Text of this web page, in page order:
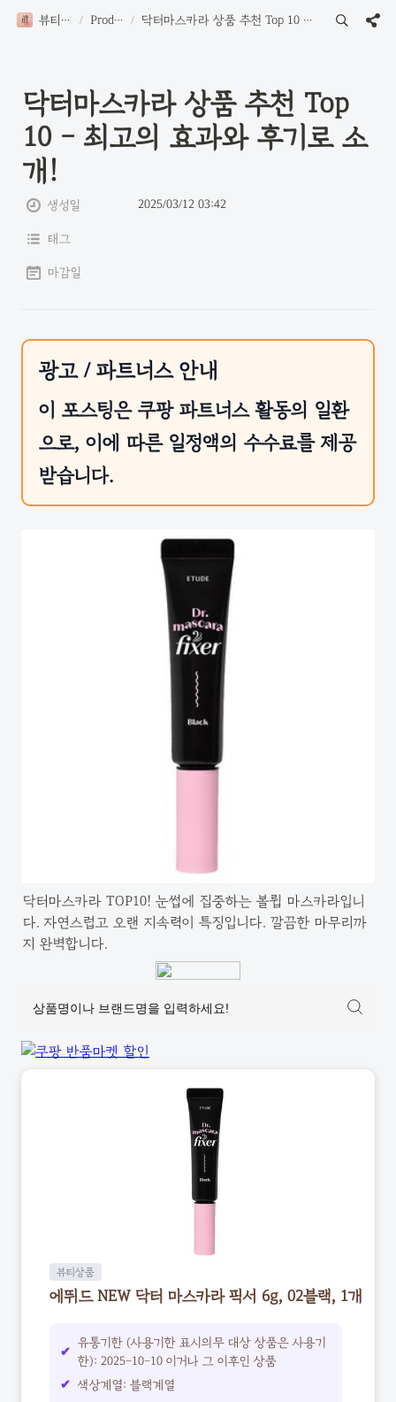
뷰티로그 / Product / 닥터마스카라 상품 추천 Top 10 - 최고의 효과와 후기로 소개!
닥터마스카라 상품 추천 Top
10 - 최고의 효과와 후기로 소
개!
생성일 2025/03/12 03:42
태그
마감일
광고 / 파트너스 안내
이 포스팅은 쿠팡 파트너스 활동의 일환
으로, 이에 따른 일정액의 수수료를 제공
받습니다.
닥터마스카라 TOP10! 눈썹에 집중하는 볼륍 마스카라입니
다. 자연스럽고 오랜 지속력이 특징입니다. 깔끔한 마무리까
지 완벽합니다.
뷰티상품
에뛰드 NEW 닥터 마스카라 픽서 6g, 02블랙, 1개
유통기한 (사용기한 표시의무 대상 상품은 사용기
한): 2025-10-10 이거나 그 이후인 상품
색상계열: 블랙계열